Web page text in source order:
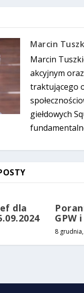
Marcin
Marcin
akcyjnym
traktującego
giełdowych
dla
GPW
8